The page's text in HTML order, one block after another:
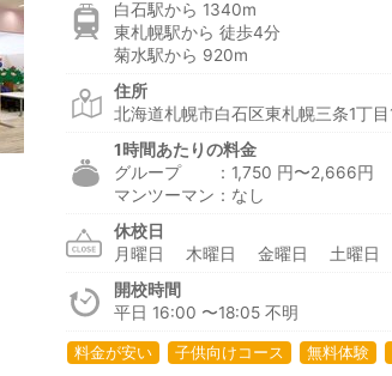
白石駅から 1340m
東札幌駅から 徒歩4分
菊水駅から 920m
住所
北海道札幌市白石区東札幌三条1丁目
1時間あたりの料金
グループ ：1,750 円〜2,666円
マンツーマン：なし
休校日
月曜日 木曜日 金曜日 土曜
開校時間
平日 16:00 〜18:05 不明
料金が安い 子供向けコース 無料体験